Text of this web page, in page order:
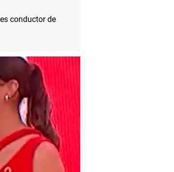
conductor de